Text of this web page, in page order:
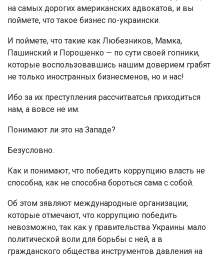
на самых дорогих американских адвокатов, и вы
поймете, что такое бизнес по-украински.
И поймете, что такие как Любезников, Мамка,
Пашинский и Порошенко — по сути своей гопники,
которые воспользовавшись нашим доверием грабят
не только иностранных бизнесменов, но и нас!
Ибо за их преступления рассчитватсья приходиться
нам, а вовсе не им.
Понимают ли это на Западе?
Безусловно.
Как и понимают, что победить коррупцию власть не
способна, как не способна бороться сама с собой.
Об этом зявляют международные организации,
которые отмечают, что коррупцию победить
невозможно, так как у правительства Украины мало
политической воли для борьбы с ней, а в
гражданского общества инструментов давления на